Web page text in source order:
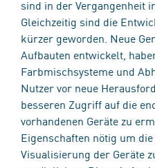
sind in der Vergangenheit
Gleichzeitig sind die
kürzer geworden. Neue
Aufbauten entwickelt,
Farbmischsysteme und
Nutzer vor neue
besseren Zugriff auf die
vorhandenen Geräte zu
Eigenschaften nötig um
Visualisierung der Geräte